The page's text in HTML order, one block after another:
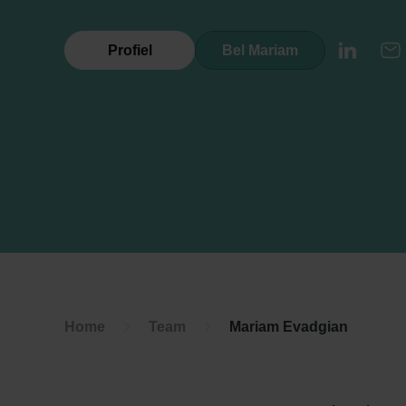
Profiel Bel Mariam
LinkedIn
Home Team Mariam Evadgian